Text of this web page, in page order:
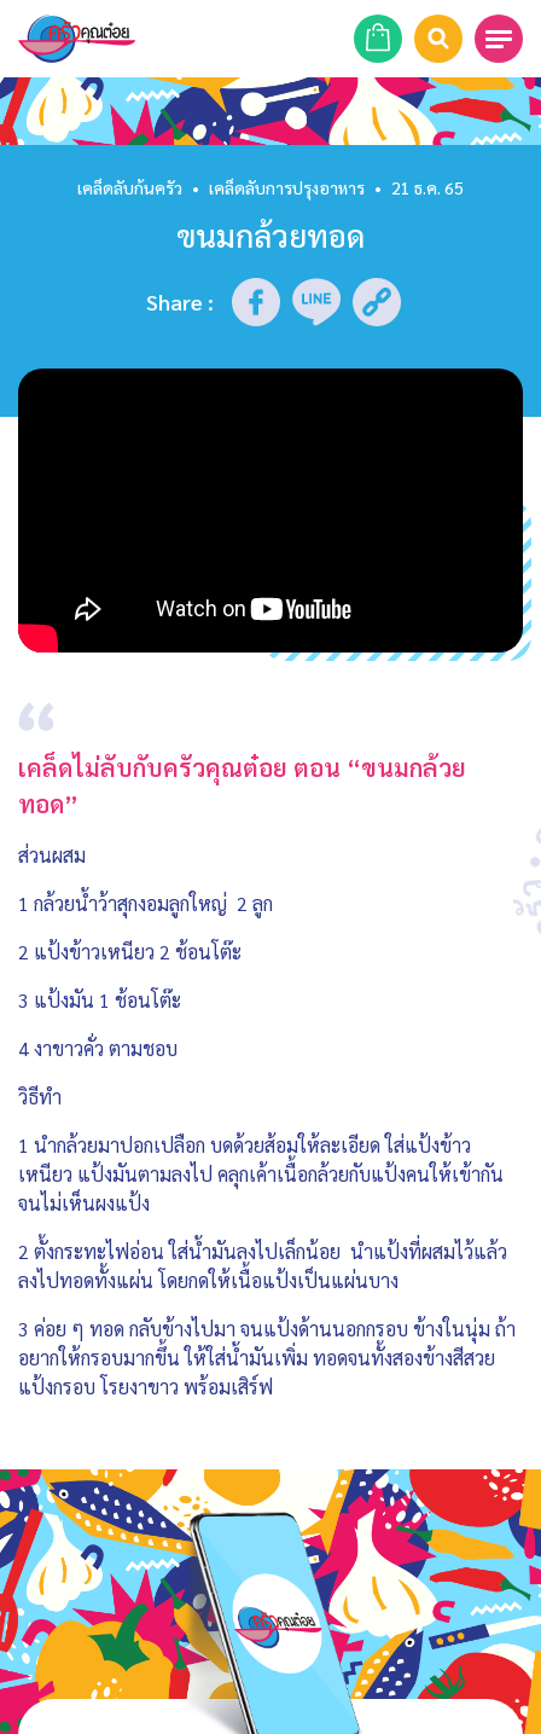
หน้าแรก
สูตรอาหาร
รายการย้อนหลัง
เคล็ดลับก้นครัว • เคล็ดลับการปรุงอาหาร • 21 ธ.ค. 65
ขนมกล้วยทอด
Share :
เคล็ดไม่ลับกับครัวคุณต๋อย ตอน “ขนมกล้วย
ทอด”
ส่วนผสม
1 กล้วยน้ำว้าสุกงอมลูกใหญ่ 2 ลูก
2 แป้งข้าวเหนียว 2 ช้อนโต๊ะ
3 แป้งมัน 1 ช้อนโต๊ะ
4 งาขาวคั่ว ตามชอบ
วิธีทำ
1 นำกล้วยมาปอกเปลือก บดด้วยส้อมให้ละเอียด ใส่แป้งข้าว
เหนียว แป้งมันตามลงไป คลุกเค้าเนื้อกล้วยกับแป้งคนให้เข้ากัน
จนไม่เห็นผงแป้ง
2 ตั้งกระทะไฟอ่อน ใส่น้ำมันลงไปเล็กน้อย นำแป้งที่ผสมไว้แล้ว
ลงไปทอดทั้งแผ่น โดยกดให้เนื้อแป้งเป็นแผ่นบาง
3 ค่อย ๆ ทอด กลับข้างไปมา จนแป้งด้านนอกกรอบ ข้างในนุ่ม ถ้า
อยากให้กรอบมากขึ้น ให้ใส่น้ำมันเพิ่ม ทอดจนทั้งสองข้างสีสวย
แป้งกรอบ โรยงาขาว พร้อมเสิร์ฟ